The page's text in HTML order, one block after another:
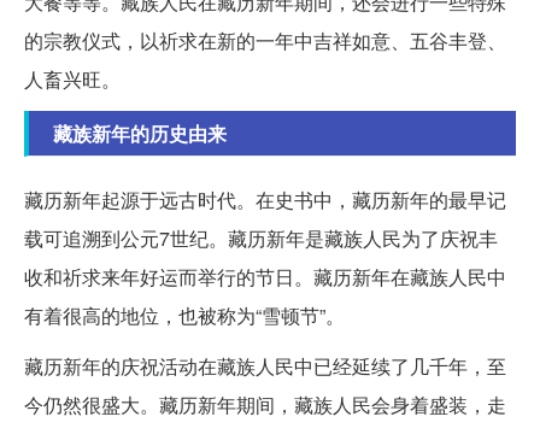
的宗教仪式，以祈求在新的一年中吉祥如意、五谷丰登、
人畜兴旺。
藏族新年的历史由来
藏历新年起源于远古时代。在史书中，藏历新年的最早记
载可追溯到公元7世纪。藏历新年是藏族人民为了庆祝丰
收和祈求来年好运而举行的节日。藏历新年在藏族人民中
有着很高的地位，也被称为“雪顿节”。
藏历新年的庆祝活动在藏族人民中已经延续了几千年，至
今仍然很盛大。藏历新年期间，藏族人民会身着盛装，走